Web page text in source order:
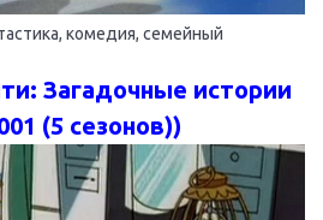
комедия, семейный
Загадочные истории
(5 сезонов))